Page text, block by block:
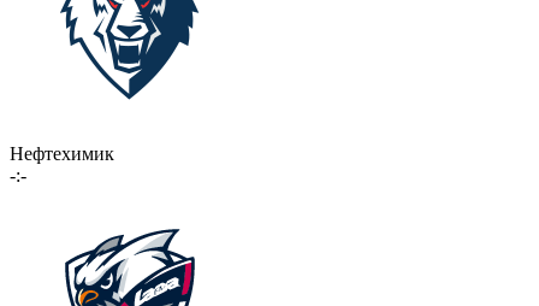
Нефтехимик
-:-